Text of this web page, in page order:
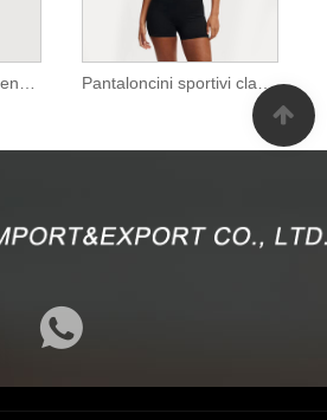
Pantaloncini sportivi classici senza cuciture da donna